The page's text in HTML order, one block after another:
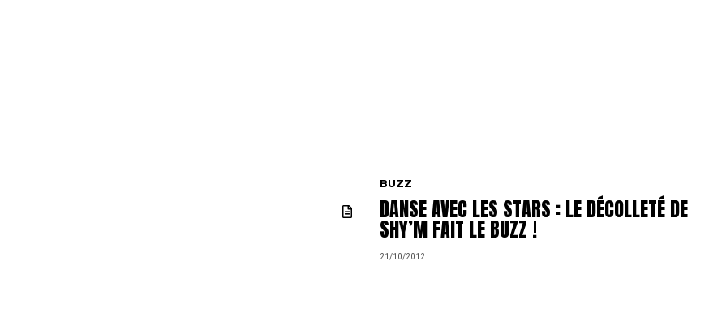
BUZZ
DANSE AVEC LES STARS : LE DÉCOLLETÉ DE
SHY’M FAIT LE BUZZ !
21/10/2012